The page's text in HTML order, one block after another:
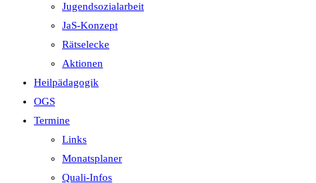
Jugendsozialarbeit
JaS-Konzept
Rätselecke
Aktionen
Heilpädagogik
OGS
Termine
Links
Monatsplaner
Quali-Infos